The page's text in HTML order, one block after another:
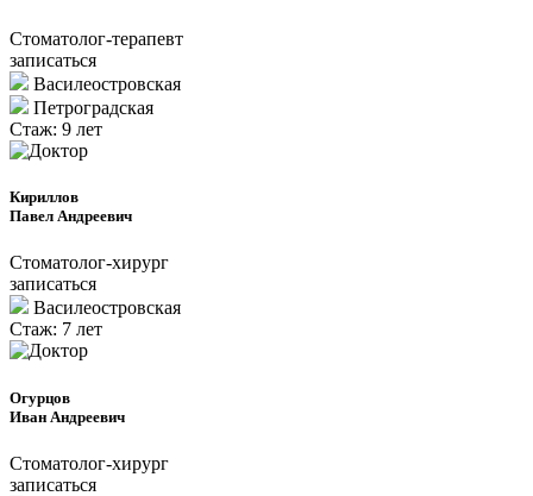
Стоматолог-терапевт
записаться
Василеостровская
Петроградcкая
Стаж: 9 лет
Кириллов
Павел Андреевич
Стоматолог-хирург
записаться
Василеостровская
Стаж: 7 лет
Огурцов
Иван Андреевич
Стоматолог-хирург
записаться